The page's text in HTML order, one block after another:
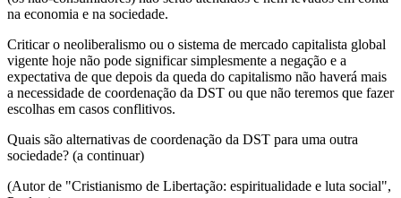
na economia e na sociedade.
Criticar o neoliberalismo ou o sistema de mercado capitalista global
vigente hoje não pode significar simplesmente a negação e a
expectativa de que depois da queda do capitalismo não haverá mais
a necessidade de coordenação da DST ou que não teremos que fazer
escolhas em casos conflitivos.
Quais são alternativas de coordenação da DST para uma outra
sociedade? (a continuar)
(Autor de "Cristianismo de Libertação: espiritualidade e luta social",